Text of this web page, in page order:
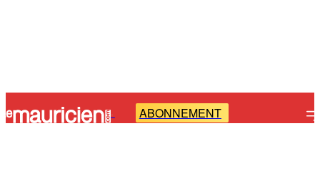
- ABONNEMENT